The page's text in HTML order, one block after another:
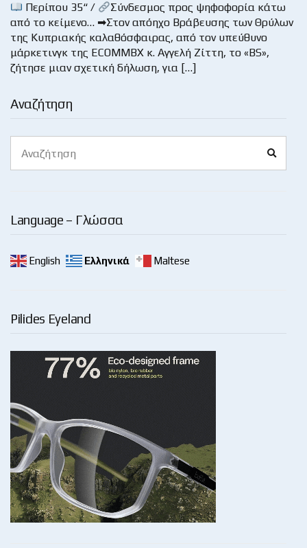
Αναζήτηση
for:
Language – Γλώσσα
English Ελληνικά Maltese
Pilides Eyeland
Περίπου 35“ /
Σύνδεσμος προς ψηφοφορία κάτω
από το κείμενο… ➡Στον απόηχο Βράβευσης των Θρύλων
της Κυπριακής καλαθόσφαιρας, από τον υπεύθυνο
μάρκετινγκ της ECOMMBX κ. Αγγελή Ζίττη, το «BS»,
ζήτησε μιαν σχετική δήλωση, για […]